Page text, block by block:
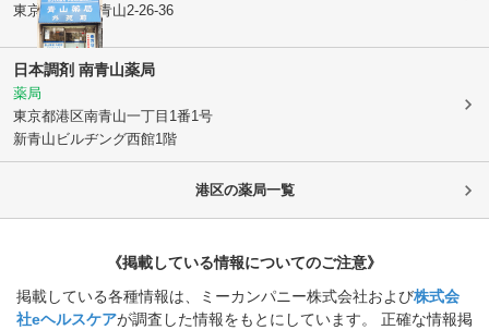
東京都港区南青山2-26-36
日本調剤 南青山薬局
薬局
東京都港区南青山一丁目1番1号
新青山ビルヂング西館1階
港区の薬局一覧
《掲載している情報についてのご注意》
掲載している各種情報は、ミーカンパニー株式会社および株式会
社eヘルスケアが調査した情報をもとにしています。 正確な情報掲